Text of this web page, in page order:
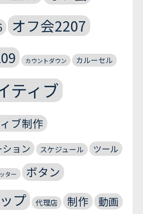
オフ会2207
カウントダウン カルーセル
ティブ
ブ制作
ョン スケジュール ツール
ター ボタン
プ 代理店 制作 動画